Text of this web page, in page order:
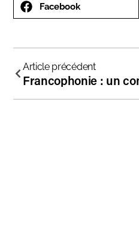
Facebook
Article précédent